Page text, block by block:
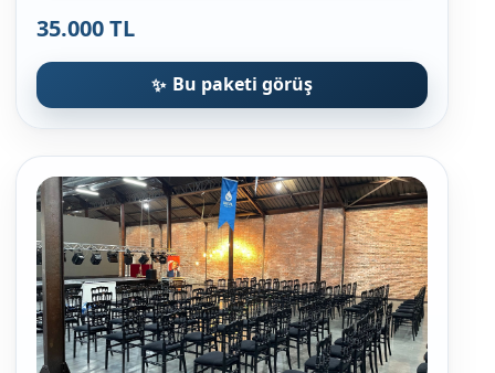
35.000 TL
Bu paketi görüş